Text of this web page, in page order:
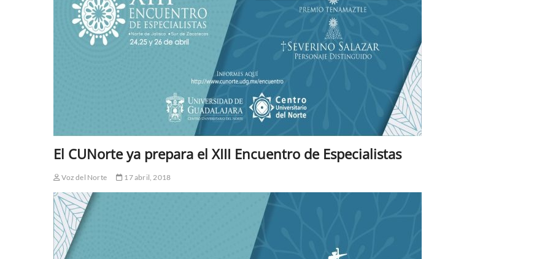
El CUNorte ya prepara el XIII Encuentro de Especialistas
Voz del Norte 17 abril, 2018